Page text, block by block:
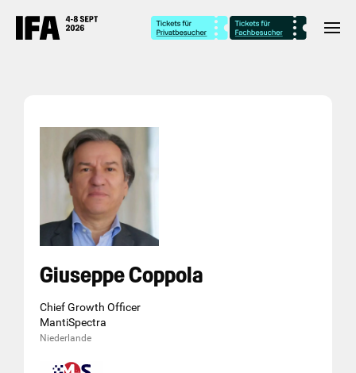
Giuseppe Coppola
Chief Growth Officer
MantiSpectra
Niederlande